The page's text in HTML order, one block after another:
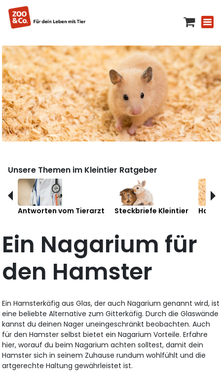
Unsere Themen im Kleintier Ratgeber
Antworten vom Tierarzt Steckbriefe Kleintier
Ein Nagarium für
den Hamster
Ein Hamsterkäfig aus Glas, der auch Nagarium genannt wird, ist
eine beliebte Alternative zum Gitterkäfig. Durch die Glaswände
kannst du deinen Nager uneingeschränkt beobachten. Auch
für den Hamster selbst bietet ein Nagarium Vorteile. Erfahre
hier, worauf du beim Nagarium achten solltest, damit dein
Hamster sich in seinem Zuhause rundum wohlfühlt und die
artgerechte Haltung gewährleistet ist.